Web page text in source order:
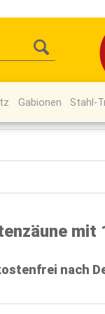
Gabionen Stahl-
mit
nach